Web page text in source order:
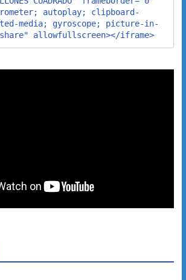
autoplay; clipboard-
media; gyroscope; picture-in-
allowfullscreen></iframe>